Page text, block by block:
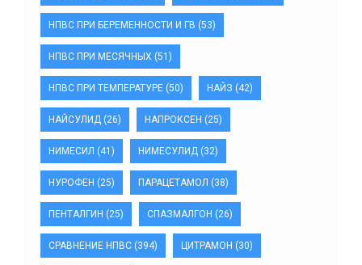
НПВС ПРИ БЕРЕМЕННОСТИ И ГВ (53)
НПВС ПРИ МЕСЯЧНЫХ (51)
НПВС ПРИ ТЕМПЕРАТУРЕ (50) НАЙЗ (42)
НАЙСУЛИД (26) НАПРОКСЕН (25)
НИМЕСИЛ (41) НИМЕСУЛИД (32)
НУРОФЕН (25) ПАРАЦЕТАМОЛ (38)
ПЕНТАЛГИН (25) СПАЗМАЛГОН (26)
СРАВНЕНИЕ НПВС (394) ЦИТРАМОН (30)